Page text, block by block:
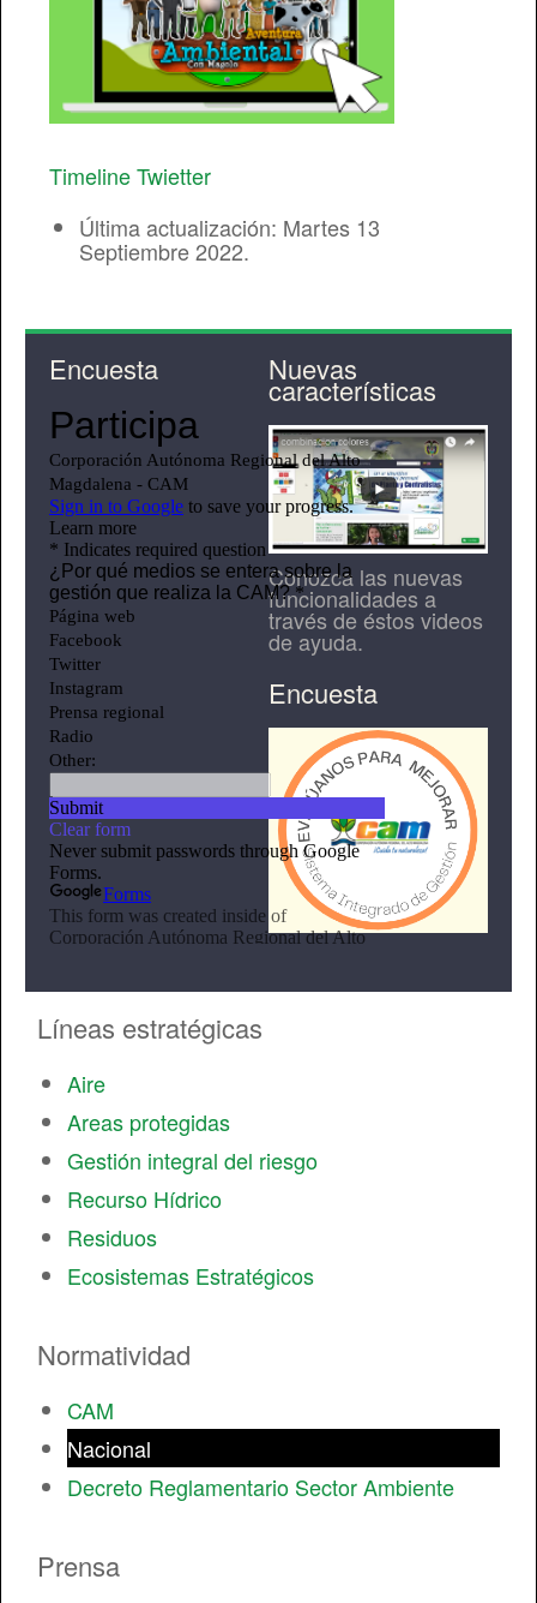
Timeline Twietter
Última actualización: Martes 13
Septiembre 2022.
Encuesta Nuevas
características
Conozca las nuevas
funcionalidades a
través de éstos videos
de ayuda.
Encuesta
Líneas estratégicas
Aire
Areas protegidas
Gestión integral del riesgo
Recurso Hídrico
Residuos
Ecosistemas Estratégicos
Normatividad
CAM
Nacional
Decreto Reglamentario Sector Ambiente
Prensa